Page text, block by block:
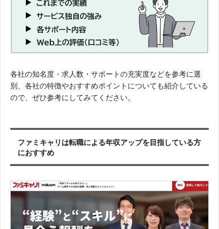
各社の知名度・求人数・サポートの充実度などを参考に選
別、各社の特徴やおすすめポイントについても紹介している
ので、ぜひ参考にしてみてください。
ファミキャリは転職による年収アップを目指している方
におすすめ